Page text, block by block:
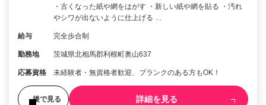
・古くなった紙や網をはがす ・新しい紙や網を貼る ・汚れ
やシワが出ないように仕上げる …
給与 完全歩合制
勤務地 茨城県北相馬郡利根町奥山637
応募資格 未経験者・無資格者歓迎、ブランクのある方もOK！
後で見る 詳細を見る